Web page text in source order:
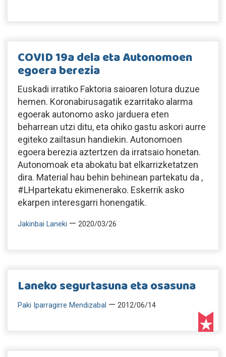
COVID 19a dela eta Autonomoen
egoera berezia
Euskadi irratiko Faktoria saioaren lotura duzue
hemen. Koronabirusagatik ezarritako alarma
egoerak autonomo asko jarduera eten
beharrean utzi ditu, eta ohiko gastu askori aurre
egiteko zailtasun handiekin. Autonomoen
egoera berezia aztertzen da irratsaio honetan.
Autonomoak eta abokatu bat elkarrizketatzen
dira. Material hau behin behinean partekatu da ,
#LHpartekatu ekimenerako. Eskerrik asko
ekarpen interesgarri honengatik.
Jakinbai Laneki — 2020/03/26
Laneko segurtasuna eta osasuna
Paki Iparragirre Mendizabal — 2012/06/14